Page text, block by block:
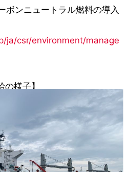
ボンニュートラル燃料の導入
ja/csr/environment/manage
の様子】